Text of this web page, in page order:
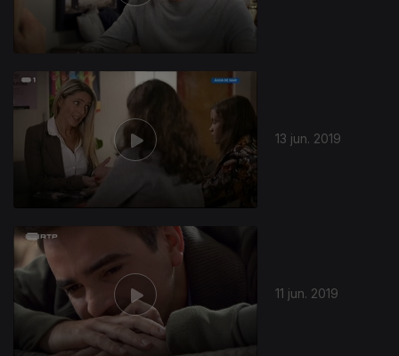
13 jun. 2019
11 jun. 2019